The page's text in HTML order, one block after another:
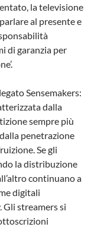
la televisione
al presente e
di garanzia per
Sensemakers:
dalla
sempre più
penetrazione
Se gli
la distribuzione
continuano a
digitali
streamers si